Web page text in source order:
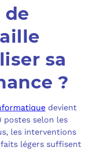
sa
?
devient
postes selon les
les interventions
légers suffisent